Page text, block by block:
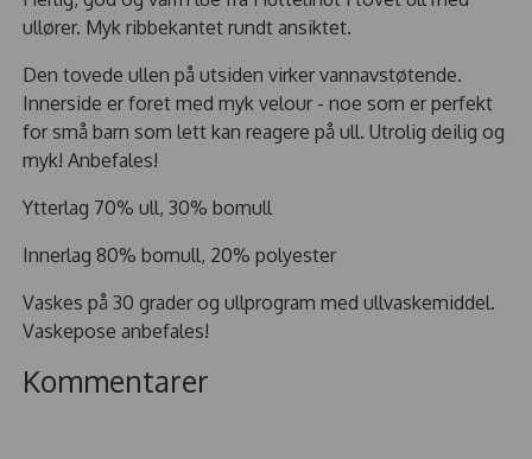
ullører. Myk ribbekantet rundt ansiktet.
Den tovede ullen på utsiden virker vannavstøtende.
Innerside er foret med myk velour - noe som er perfekt
for små barn som lett kan reagere på ull. Utrolig deilig og
myk! Anbefales!
Ytterlag 70% ull, 30% bomull
Innerlag 80% bomull, 20% polyester
Vaskes på 30 grader og ullprogram med ullvaskemiddel.
Vaskepose anbefales!
Kommentarer